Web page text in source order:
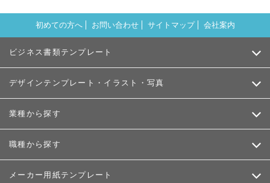
初めての方へ お問い合わせ サイトマップ 会社案内
ビジネス書類テンプレート
デザインテンプレート・イラスト・写真
業種から探す
職種から探す
メーカー用紙テンプレート